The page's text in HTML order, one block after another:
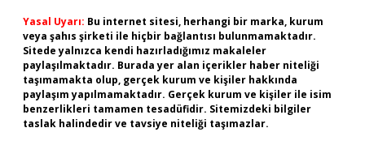
Yasal Uyarı: Bu internet sitesi, herhangi bir marka, kurum
veya şahıs şirketi ile hiçbir bağlantısı bulunmamaktadır.
Sitede yalnızca kendi hazırladığımız makaleler
paylaşılmaktadır. Burada yer alan içerikler haber niteliği
taşımamakta olup, gerçek kurum ve kişiler hakkında
paylaşım yapılmamaktadır. Gerçek kurum ve kişiler ile isim
benzerlikleri tamamen tesadüfidir. Sitemizdeki bilgiler
taslak halindedir ve tavsiye niteliği taşımazlar.